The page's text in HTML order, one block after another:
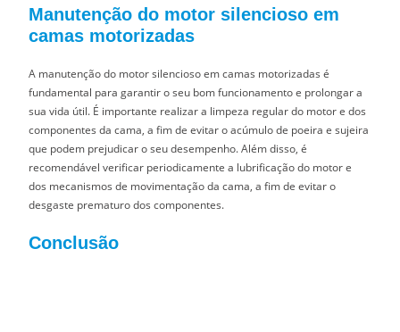
Manutenção do motor silencioso em
camas motorizadas
A manutenção do motor silencioso em camas motorizadas é
fundamental para garantir o seu bom funcionamento e prolongar a
sua vida útil. É importante realizar a limpeza regular do motor e dos
componentes da cama, a fim de evitar o acúmulo de poeira e sujeira
que podem prejudicar o seu desempenho. Além disso, é
recomendável verificar periodicamente a lubrificação do motor e
dos mecanismos de movimentação da cama, a fim de evitar o
desgaste prematuro dos componentes.
Conclusão